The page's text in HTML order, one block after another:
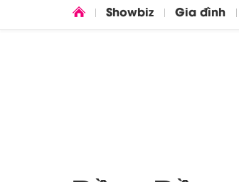
Showbiz Gia đình